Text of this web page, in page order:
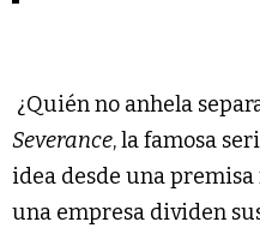
¿Quién no anhela
Severance, la famosa
idea desde una
una empresa dividen